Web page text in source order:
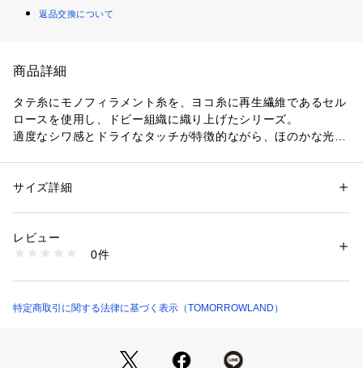
返品交換について
商品詳細
タテ糸にモノフィラメント糸を、ヨコ糸に再生繊維であるセル
ロースを使用し、ドビー組織に織り上げたシリーズ。
適度なシワ感とドライなタッチが特徴的ながら、ほのかな光沢
つも、ヒップまわりをコンパクトすることですっきりとしたバ
群です。
くるぶしが見える丈が軽やかな印象で、きれいめにはもちろん
ワードローブに一つあると幅広いスタイリングで活躍してくれ
プでも着用いただけます。
性別：レディース
素材：表地：レーヨン61％　再生繊維(セルロース)30％　ナイロン9％
生産国：日本
洗濯：手洗い、漂白不可、タンブル乾燥不可、自然乾燥、アイロン仕上げ
※詳しい洗濯方法については、商品の品質表示タグをご覧ください
11043204431 （ショップ）
サイズ詳細
レビュー
0件
特定商取引に関する法律に基づく表示（TOMORROWLAND）